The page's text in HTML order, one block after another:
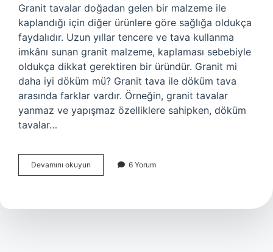
Granit tavalar doğadan gelen bir malzeme ile
kaplandığı için diğer ürünlere göre sağlığa oldukça
faydalıdır. Uzun yıllar tencere ve tava kullanma
imkânı sunan granit malzeme, kaplaması sebebiyle
oldukça dikkat gerektiren bir üründür. Granit mi
daha iyi döküm mü? Granit tava ile döküm tava
arasında farklar vardır. Örneğin, granit tavalar
yanmaz ve yapışmaz özelliklere sahipken, döküm
tavalar…
Devamını okuyun
Cezve
6 Yorum